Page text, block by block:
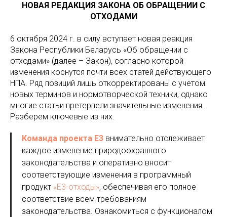
НОВАЯ РЕДАКЦИЯ ЗАКОНА ОБ ОБРАЩЕНИИ С
ОТХОДАМИ
6 октября 2024 г. в силу вступает новая реакция
Закона Республики Беларусь «Об обращении с
отходами» (далее – Закон), согласно которой
изменения коснутся почти всех статей действующего
НПА. Ряд позиций лишь откорректированы с учетом
новых терминов и нормотворческой техники, однако
многие статьи претерпели значительные изменения.
Разберем ключевые из них.
Команда проекта Е3 внимательно отслеживает
каждое изменение природоохранного
законодательства и оперативно вносит
соответствующие изменения в программный
продукт «Е3-отходы», обеспечивая его полное
соответствие всем требованиям
законодательства. Ознакомиться с функционалом